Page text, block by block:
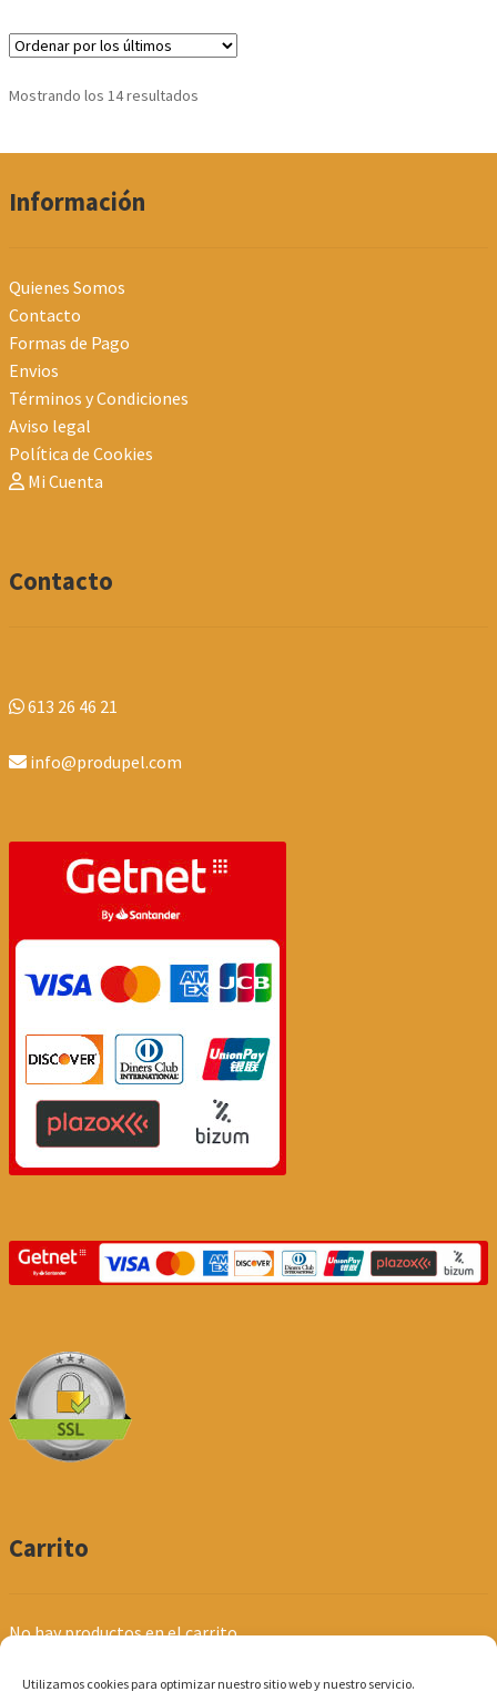
Utilizamos cookies para optimizar nuestro sitio web y nuestro servicio.
Mostrando los 14 resultados
Información
Quienes Somos
Contacto
Formas de Pago
Envios
Términos y Condiciones
Aviso legal
Política de Cookies
Mi Cuenta
Contacto
613 26 46 21
info@produpel.com
Carrito
No hay productos en el carrito.